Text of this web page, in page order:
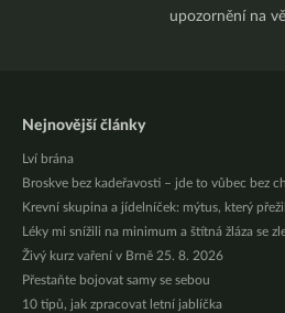
upozornění na
Nejnovější články
Lví brána
Broskve bez kadeřavosti – jde to vůbec bez
Krevní skupina a jídelníček: mýtus, který
Léky mi snížili na minimum a štítná žláza se
Živý kurz vaření v Brně 25. 8. 2026
Přestaňte bojovat samy se sebou
10 tipů, jak zpracovat letní jablíčka